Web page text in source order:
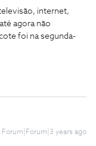
internet,
agora não
foi na segunda-
Forum|Forum|3 years ago